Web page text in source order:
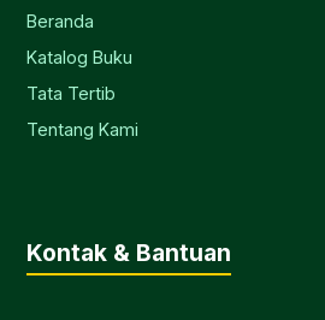
Beranda
Katalog Buku
Tata Tertib
Tentang Kami
Kontak & Bantuan